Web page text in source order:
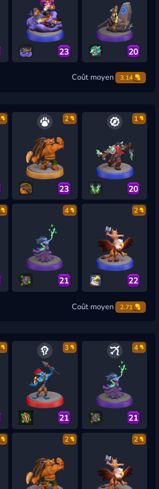
23 20
Coût moyen 3.14
2
23
1
20
4
21
2
22
Coût moyen 2.71
3
21
4
21
2 2